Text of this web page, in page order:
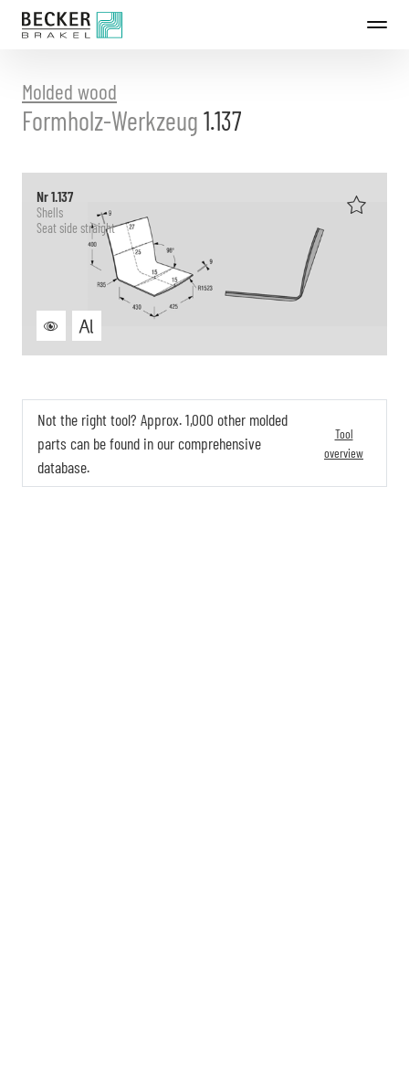
Directly
contentMolded wood
Formholz-Werkzeug 1.137
Nr 1.137
Shells
Seat side straight
Not the right tool? Approx. 1,000 other molded
parts can be found in our comprehensive
database.
Tool
overview